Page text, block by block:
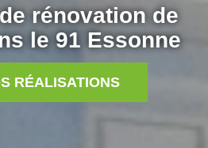
rénovation de
le 91 Essonne
RÉALISATIONS